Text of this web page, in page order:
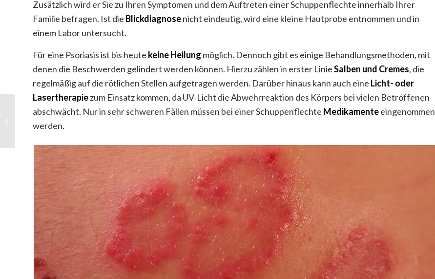
Zusätzlich wird er Sie zu Ihren Symptomen und dem Auftreten einer Schuppenflechte innerhalb Ihrer
Familie befragen. Ist die Blickdiagnosenicht eindeutig, wird eine kleine Hautprobe entnommen und in
einem Labor untersucht.
Für eine Psoriasis ist bis heute keine Heilung möglich. Dennoch gibt es einige Behandlungsmethoden, mit
denen die Beschwerden gelindert werden können. Hierzu zählen in erster LinieSalben und Cremes, die
regelmäßig auf die rötlichen Stellen aufgetragen werden. Darüber hinaus kann auch eine Licht- oder
Lasertherapiezum Einsatz kommen, da UV-Licht die Abwehrreaktion des Körpers bei vielen Betroffenen
abschwächt. Nur in sehr schweren Fällen müssen bei einer Schuppenflechte Medikamenteeingenommen
werden.